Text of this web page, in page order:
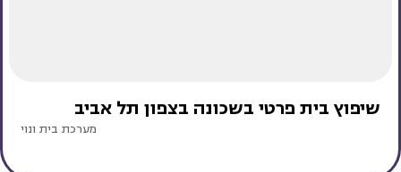
שיפוץ בית פרטי בשכונה בצפון תל אביב
מערכת בית ונוי